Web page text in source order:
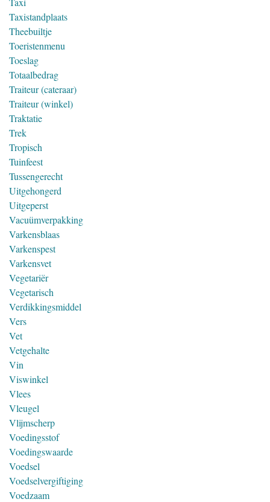
Taxistandplaats
Theebuiltje
Toeristenmenu
Toeslag
Totaalbedrag
Traiteur (cateraar)
Traiteur (winkel)
Traktatie
Trek
Tropisch
Tuinfeest
Tussengerecht
Uitgehongerd
Uitgeperst
Vacuümverpakking
Varkensblaas
Varkenspest
Varkensvet
Vegetariër
Vegetarisch
Verdikkingsmiddel
Vers
Vet
Vetgehalte
Vin
Viswinkel
Vlees
Vleugel
Vlijmscherp
Voedingsstof
Voedingswaarde
Voedsel
Voedselvergiftiging
Voedzaam